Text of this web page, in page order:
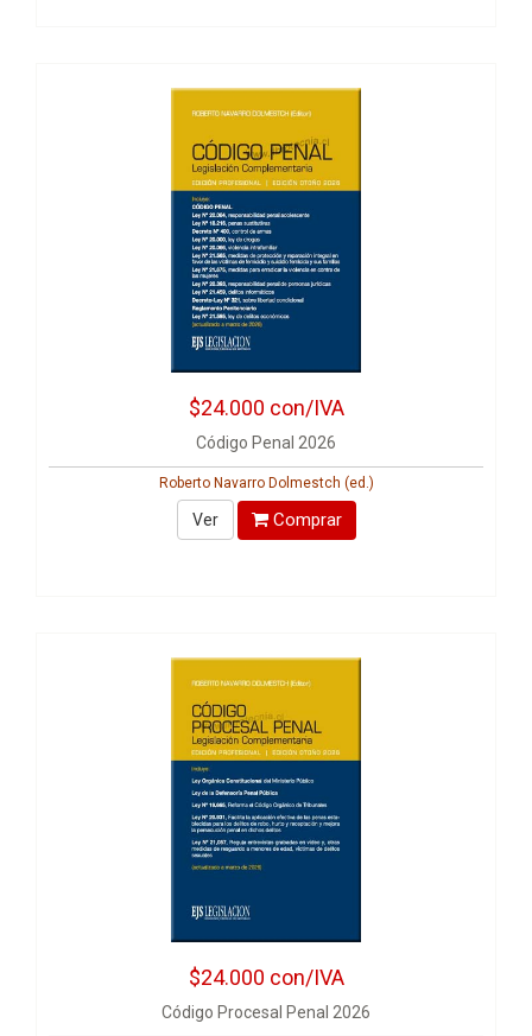
$24.000 con/IVA
Código Penal 2026
Roberto Navarro Dolmestch (ed.)
Ver Comprar
$24.000 con/IVA
Código Procesal Penal 2026